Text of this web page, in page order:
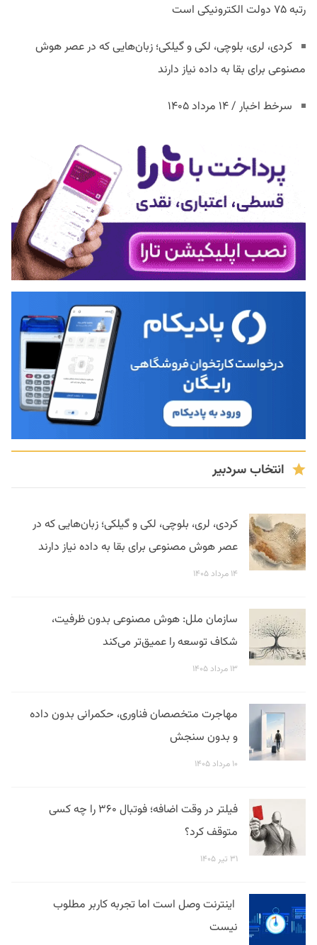
رتبه ۷۵ دولت الکترونیکی است
کردی، لری، بلوچی، لکی و گیلکی؛ زبان‌هایی که در عصر هوش
مصنوعی برای بقا به داده نیاز دارند
سرخط اخبار / ۱۴ مرداد ۱۴۰۵
انتخاب سردبیر
کردی، لری، بلوچی، لکی و گیلکی؛ زبان‌هایی که در
عصر هوش مصنوعی برای بقا به داده نیاز دارند
۱۴ مرداد ۱۴۰۵
سازمان ملل: هوش مصنوعی بدون ظرفیت،
شکاف توسعه را عمیق‌تر می‌کند
۱۳ مرداد ۱۴۰۵
مهاجرت متخصصان فناوری، حکمرانی بدون داده
و بدون سنجش
۱۰ مرداد ۱۴۰۵
فیلتر در وقت اضافه؛ فوتبال ۳۶۰ را چه کسی
متوقف کرد؟
۳۱ تیر ۱۴۰۵
اینترنت وصل است اما تجربه کاربر مطلوب
نیست